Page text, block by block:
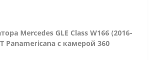
Mercedes GLE Class W166 (2016-
Panamericana с камерой 360